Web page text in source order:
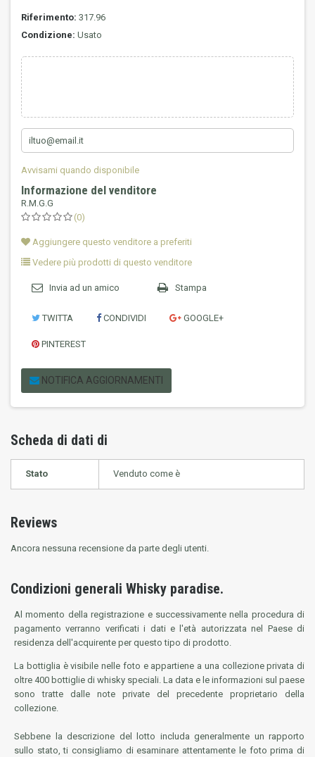
Riferimento: 317.96
Condizione: Usato
Avvisami quando disponibile
Informazione del venditore
R.M.G.G
(0)
Aggiungere questo venditore a preferiti
Vedere più prodotti di questo venditore
Invia ad un amico Stampa
TWITTA CONDIVIDI GOOGLE+
PINTEREST
NOTIFICA AGGIORNAMENTI
Scheda di dati di
Stato Venduto come è
Reviews
Ancora nessuna recensione da parte degli utenti.
Condizioni generali Whisky paradise.
Al momento della registrazione e successivamente nella procedura di
pagamento verranno verificati i dati e l'età autorizzata nel Paese di
residenza dell'acquirente per questo tipo di prodotto.
La bottiglia è visibile nelle foto e appartiene a una collezione privata di
oltre 400 bottiglie di whisky speciali. La data e le informazioni sul paese
sono tratte dalle note private del precedente proprietario della
collezione.
Sebbene la descrizione del lotto includa generalmente un rapporto
sullo stato, ti consigliamo di esaminare attentamente le foto prima di